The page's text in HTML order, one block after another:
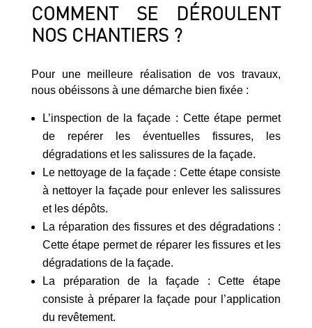
COMMENT SE DÉROULENT
NOS CHANTIERS ?
Pour une meilleure réalisation de vos travaux,
nous obéissons à une démarche bien fixée :
L’inspection de la façade : Cette étape permet
de repérer les éventuelles fissures, les
dégradations et les salissures de la façade.
Le nettoyage de la façade : Cette étape consiste
à nettoyer la façade pour enlever les salissures
et les dépôts.
La réparation des fissures et des dégradations :
Cette étape permet de réparer les fissures et les
dégradations de la façade.
La préparation de la façade : Cette étape
consiste à préparer la façade pour l’application
du revêtement.